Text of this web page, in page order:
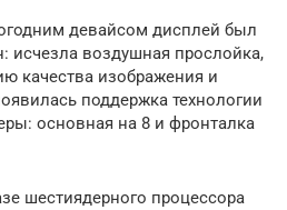
девайсом дисплей был
исчезла воздушная прослойка,
качества изображения и
поддержка технологии
основная на 8 и фронталка
шестиядерного процессора